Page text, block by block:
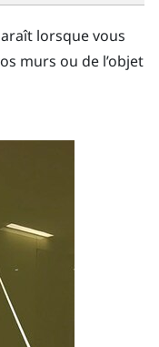
lorsque vous
murs ou de l’objet